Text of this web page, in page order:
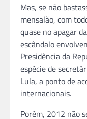
Mas, se não
mensalão, com
quase no apagar
escândalo
Presidência da
espécie de
Lula, a ponto de
internacionais.
Porém, 2012 não